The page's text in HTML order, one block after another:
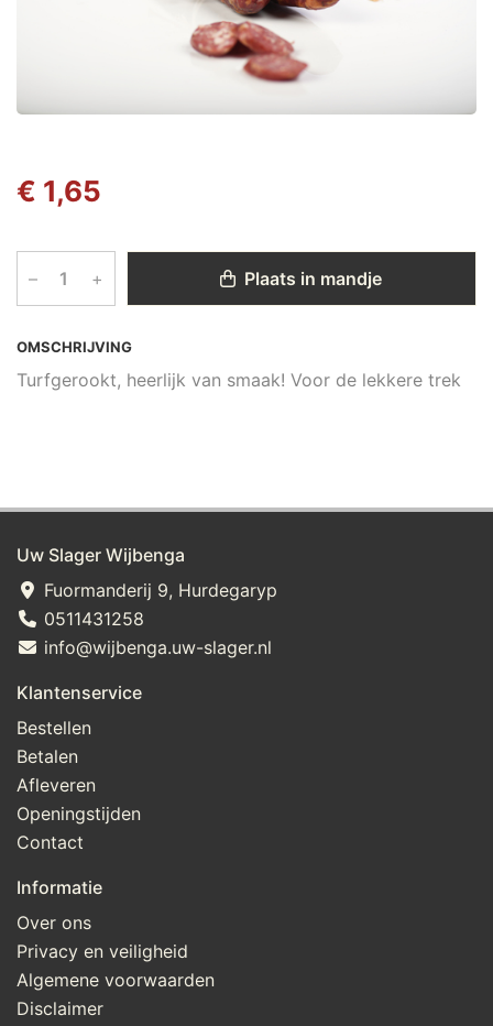
OMSCHRIJVING
Turfgerookt, heerlijk van smaak! Voor de lekkere trek
€ 1,65
– + Plaats in mandje
Uw Slager Wijbenga
Fuormanderij 9, Hurdegaryp
0511431258
info@wijbenga.uw-slager.nl
Klantenservice
Bestellen
Betalen
Afleveren
Openingstijden
Contact
Informatie
Over ons
Privacy en veiligheid
Algemene voorwaarden
Disclaimer